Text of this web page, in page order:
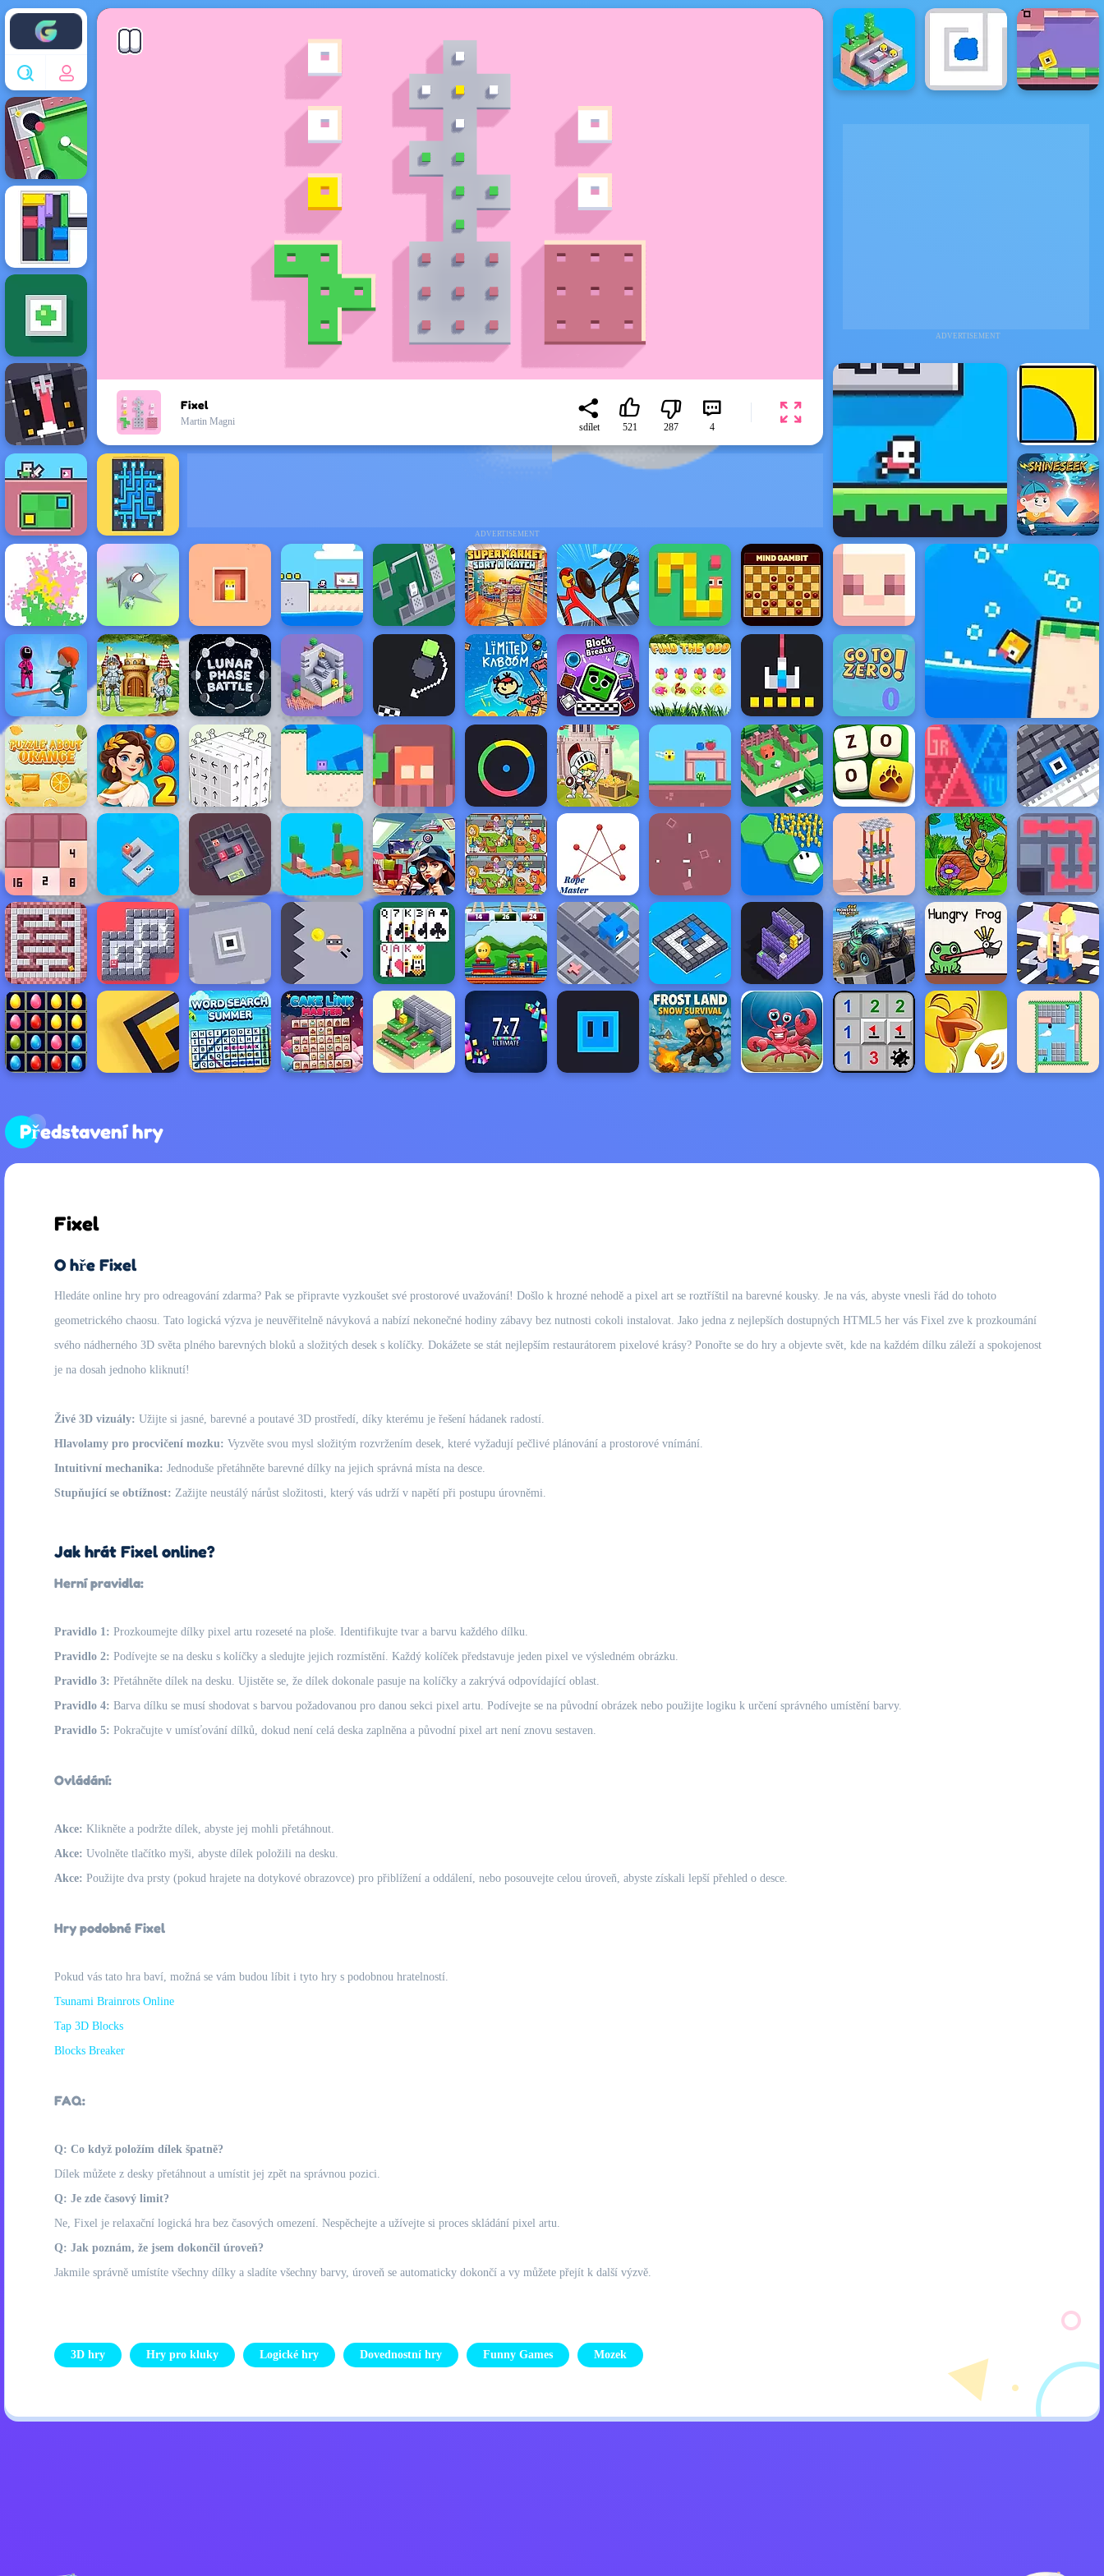
Enjoy4fun
ADVERTISEMENT
ADVERTISEMENT
Fixel
Martin Magni
sdílet 521 287 4
Představení hry
Fixel
O hře Fixel
Hledáte online hry pro odreagování zdarma? Pak se připravte vyzkoušet své prostorové uvažování! Došlo k hrozné nehodě a pixel art se roztříštil na barevné kousky. Je na vás, abyste vnesli řád do tohoto
geometrického chaosu. Tato logická výzva je neuvěřitelně návyková a nabízí nekonečné hodiny zábavy bez nutnosti cokoli instalovat. Jako jedna z nejlepších dostupných HTML5 her vás Fixel zve k prozkoumání
svého nádherného 3D světa plného barevných bloků a složitých desek s kolíčky. Dokážete se stát nejlepším restaurátorem pixelové krásy? Ponořte se do hry a objevte svět, kde na každém dílku záleží a spokojenost
je na dosah jednoho kliknutí!
Živé 3D vizuály: Užijte si jasné, barevné a poutavé 3D prostředí, díky kterému je řešení hádanek radostí.
Hlavolamy pro procvičení mozku: Vyzvěte svou mysl složitým rozvržením desek, které vyžadují pečlivé plánování a prostorové vnímání.
Intuitivní mechanika: Jednoduše přetáhněte barevné dílky na jejich správná místa na desce.
Stupňující se obtížnost: Zažijte neustálý nárůst složitosti, který vás udrží v napětí při postupu úrovněmi.
Jak hrát Fixel online?
Herní pravidla:
Pravidlo 1: Prozkoumejte dílky pixel artu rozeseté na ploše. Identifikujte tvar a barvu každého dílku.
Pravidlo 2: Podívejte se na desku s kolíčky a sledujte jejich rozmístění. Každý kolíček představuje jeden pixel ve výsledném obrázku.
Pravidlo 3: Přetáhněte dílek na desku. Ujistěte se, že dílek dokonale pasuje na kolíčky a zakrývá odpovídající oblast.
Pravidlo 4: Barva dílku se musí shodovat s barvou požadovanou pro danou sekci pixel artu. Podívejte se na původní obrázek nebo použijte logiku k určení správného umístění barvy.
Pravidlo 5: Pokračujte v umísťování dílků, dokud není celá deska zaplněna a původní pixel art není znovu sestaven.
Ovládání:
Akce: Klikněte a podržte dílek, abyste jej mohli přetáhnout.
Akce: Uvolněte tlačítko myši, abyste dílek položili na desku.
Akce: Použijte dva prsty (pokud hrajete na dotykové obrazovce) pro přiblížení a oddálení, nebo posouvejte celou úroveň, abyste získali lepší přehled o desce.
Hry podobné Fixel
Pokud vás tato hra baví, možná se vám budou líbit i tyto hry s podobnou hratelností.
Tsunami Brainrots Online
Tap 3D Blocks
Blocks Breaker
FAQ:
Q: Co když položím dílek špatně?
Dílek můžete z desky přetáhnout a umístit jej zpět na správnou pozici.
Q: Je zde časový limit?
Ne, Fixel je relaxační logická hra bez časových omezení. Nespěchejte a užívejte si proces skládání pixel artu.
Q: Jak poznám, že jsem dokončil úroveň?
Jakmile správně umístíte všechny dílky a sladíte všechny barvy, úroveň se automaticky dokončí a vy můžete přejít k další výzvě.
3D hry Hry pro kluky Logické hry Dovednostní hry Funny Games Mozek